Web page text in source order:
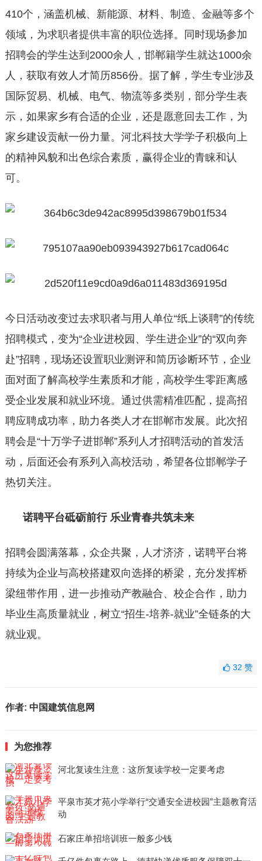
410个，涵盖机械、新能源、材料、制造、金融等多个
领域，为求职者提供丰富的职位选择。同时现场参加
招聘会的学生达到2000余人，邯郸籍学生就达1000余
人，获取有效人才简历856份。据了解，学生专业涉及
国际贸易、机械、电气、物流等多类别，部分学生表
示，如果家乡有合适的企业，还是愿意回去工作，为
家乡建设贡献一份力量。河北科技大学学子积极向上
的精神风貌和出色综合素质，赢得企业的青睐和认
可。
今日活动改变过去求职者与用人单位“纸上谈聘”的传统
招聘模式，变为“企业进校园、学生进企业”的“双向奔
赴”招聘，现场还设置职业测评和简历诊断环节，企业
面对面了解高校学生素质和才能，高校学生零距离感
受企业发展和就业环境。通过供需精准匹配，提高招
聘应聘成功率，助力各类人才在邯郸市发展。此次招
聘会是“十万学子进邯郸”系列人才招聘活动的首发活
动，后面还会有系列入高校活动，希望各位邯郸学子
热切关注。
诺聘平台砥砺前行 乐业青春共筑未来
招聘会圆满落幕，众企共聚，人才济济，诺聘平台将
持续为企业与高校搭建双向选择的桥梁，充分发挥桥
梁纽带作用，进一步推动产教融合、校企合作，助力
毕业生高质量就业，树立“招生-培养-就业”全链条的大
就业观。
32赞
作者: 中国建筑信息网
为您推荐
河北复读生注意：这所复读学校一定要考虑
平泉市英才苑小学举行“交通安全进校园”主题教育活
动
石家庄单招培训班一般多少钱